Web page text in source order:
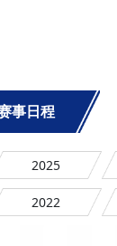
事日程
2025
2022